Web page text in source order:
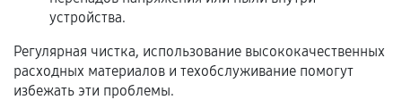
Когда гарантия не действует
Нарушение правил эксплуатации,
механические повреждения, попадание влаги,
устройства.
Регулярная чистка, использование высококачественных
расходных материалов и техобслуживание помогут
избежать эти проблемы.